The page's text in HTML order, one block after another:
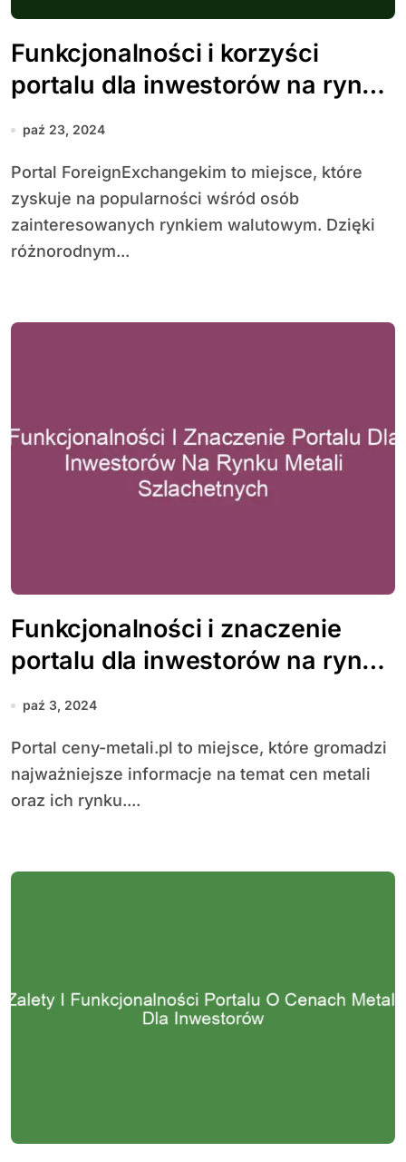
Funkcjonalności i korzyści
portalu dla inwestorów na rynku
walutowym
paź 23, 2024
Portal ForeignExchangekim to miejsce, które
zyskuje na popularności wśród osób
zainteresowanych rynkiem walutowym. Dzięki
różnorodnym...
Funkcjonalności i znaczenie
portalu dla inwestorów na rynku
metali szlachetnych
paź 3, 2024
Portal ceny-metali.pl to miejsce, które gromadzi
najważniejsze informacje na temat cen metali
oraz ich rynku....